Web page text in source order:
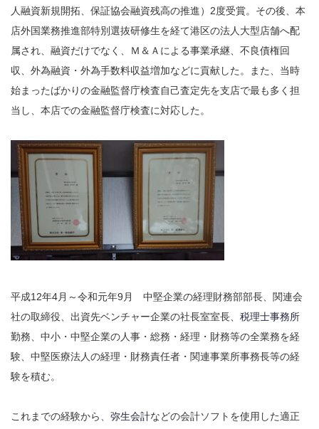
人融資新規開拓、保証協会融資残高の推進）2度受賞。その後、本
店外国業務推進部特別選抜研修生を経て港区の法人大型店舗へ配
属され、融資だけでなく、Ｍ＆Ａによる事業承継、不良債権回
収、外為融資・外為手数料収益増加などに貢献した。また、当時
始まったばかりの金融監督庁検査自己査定先を支店で最も多く担
当し、本店での金融監督庁検査に対応した。
平成12年4月～令和元年9月 中堅企業の経理財務部部長、関連会
社の取締役、出資先ベンチャー企業の社長室室長、 税理士事務所
勤務、中小・中堅企業の人事・総務・経理・財務等の全業務を経
験、中堅医療法人の経理・財務責任者・関連事業所事務長等の経
験を積む。
これまでの経験から、 弥生会計などの会計ソフトを使用した適正